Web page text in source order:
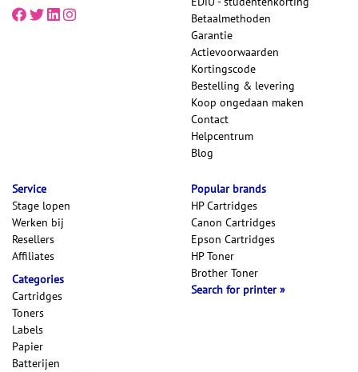
Betaalmethoden
Garantie
Actievoorwaarden
Kortingscode
Bestelling & levering
Koop ongedaan maken
Contact
Helpcentrum
Blog
Service
Stage lopen
Werken bij
Resellers
Affiliates
Categories
Cartridges
Toners
Labels
Papier
Batterijen
Popular brands
HP Cartridges
Canon Cartridges
Epson Cartridges
HP Toner
Brother Toner
Search for printer